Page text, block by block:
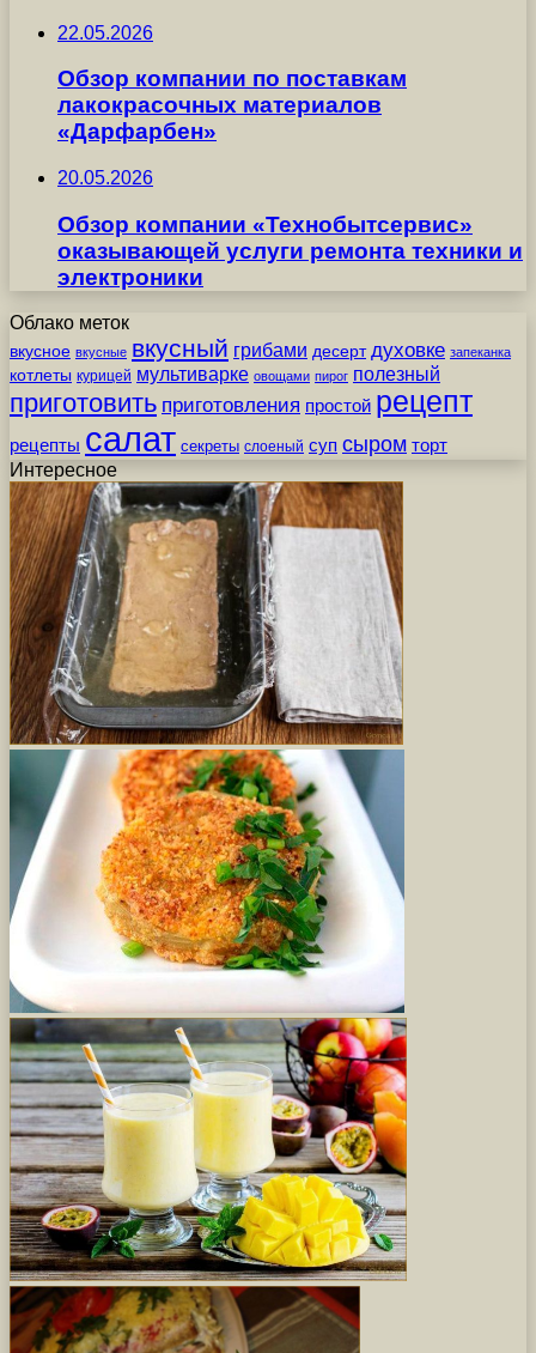
22.05.2026
Обзор компании по поставкам
лакокрасочных материалов
«Дарфарбен»
20.05.2026
Обзор компании «Технобытсервис»
оказывающей услуги ремонта техники и
электроники
Облако меток
вкусное вкусные вкусный грибами десерт духовке запеканка
котлеты курицей мультиварке овощами пирог полезный
приготовить приготовления простой рецепт
рецепты салат секреты слоеный суп сыром торт
Интересное